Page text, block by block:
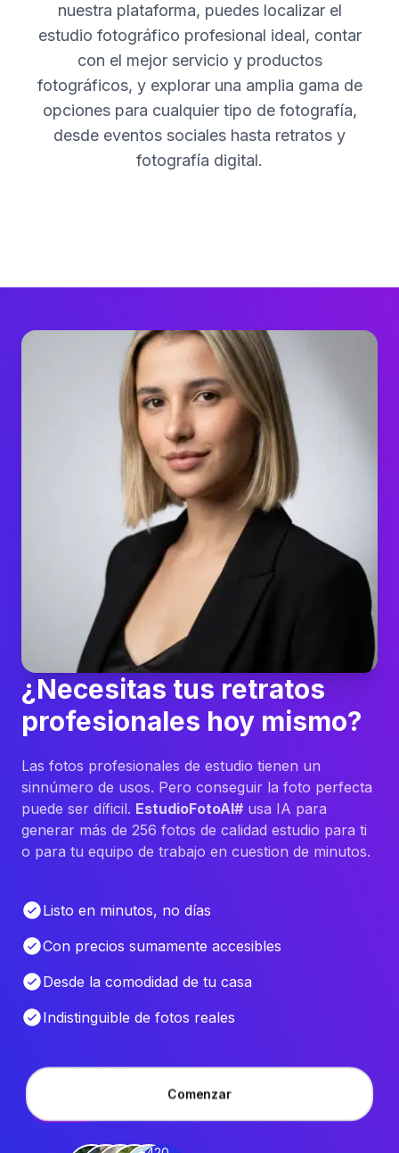
nuestra plataforma, puedes localizar el
estudio fotográfico profesional ideal, contar
con el mejor servicio y productos
fotográficos, y explorar una amplia gama de
opciones para cualquier tipo de fotografía,
desde eventos sociales hasta retratos y
fotografía digital.
¿Necesitas tus retratos
profesionales hoy mismo?
Las fotos profesionales de estudio tienen un
sinnúmero de usos. Pero conseguir la foto perfecta
puede ser díficil. EstudioFotoAI# usa IA para
generar más de 256 fotos de calidad estudio para ti
o para tu equipo de trabajo en cuestion de minutos.
Listo en minutos, no días
Con precios sumamente accesibles
Desde la comodidad de tu casa
Indistinguible de fotos reales
Comenzar